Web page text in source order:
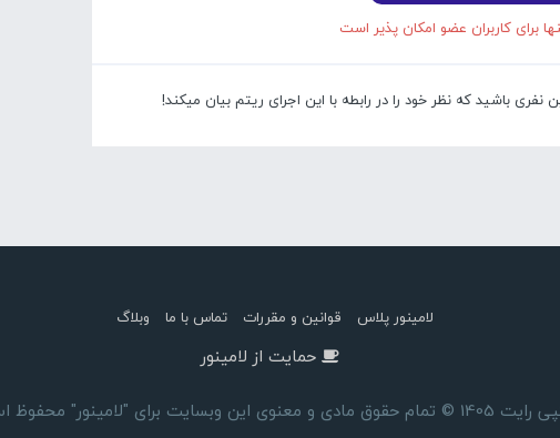
برای کاربران عضو امکان پذیر است
باشید که نظر خود را در رابطه با این اجرای ریتم بیان میکند!
لامینور پلاس قوانین و مقررات تماس با ما وبلاگ
حمایت از لامینور
تمام حقوق مادی و معنوی این وبسایت برای "لامینور" محفوظ است.